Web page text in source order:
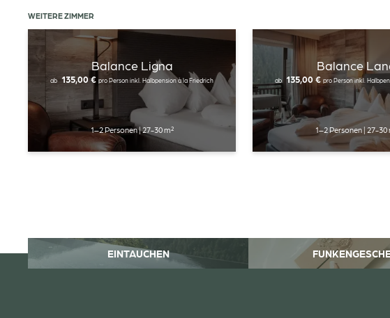
WEITERE ZIMMER
Balance Ligna
ab 135,00 € pro Personinkl. Halbpension à la Friedrich
1–2 Personen|27-30 m²
Balance
ab 135,00 € pro Personinkl.
1–2 Personen|27-30
EINTAUCHEN
*Pflichtfelder